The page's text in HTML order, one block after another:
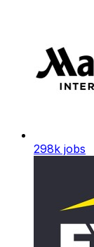
298k jobs